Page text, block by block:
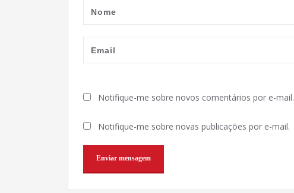
Notifique-me sobre novos comentários por e-mail.
Notifique-me sobre novas publicações por e-mail.